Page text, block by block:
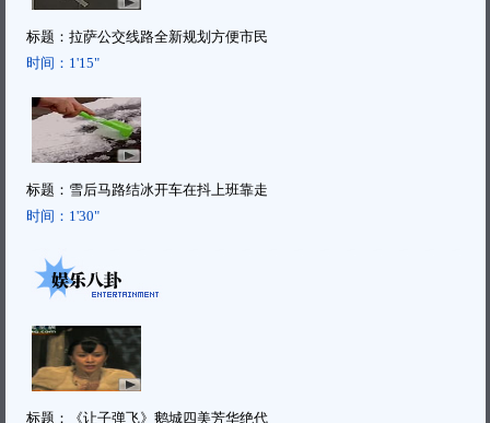
标题： 拉萨公交线路全新规划方便市民
时间： 1'15"
标题： 雪后马路结冰开车在抖上班靠走
时间： 1'30"
标题：
《让子弹飞》鹅城四美芳华绝代